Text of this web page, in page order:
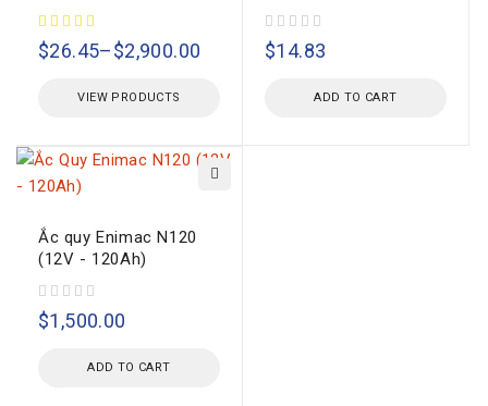
$26.45–$2,900.00
VIEW PRODUCTS
$14.83
ADD TO CART
Ắc quy Enimac N120
(12V - 120Ah)
$1,500.00
ADD TO CART